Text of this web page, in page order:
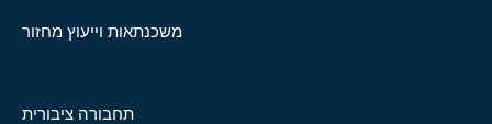
משכנתאות וייעוץ מחזור
תחבורה ציבורית